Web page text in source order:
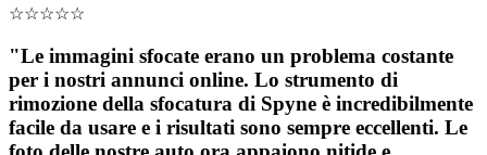
☆☆☆☆☆
"Le immagini sfocate erano un problema costante
per i nostri annunci online. Lo strumento di
rimozione della sfocatura di Spyne è incredibilmente
facile da usare e i risultati sono sempre eccellenti. Le